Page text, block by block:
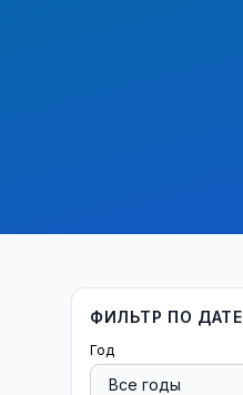
ФИЛЬТР ПО ДАТЕ
Год